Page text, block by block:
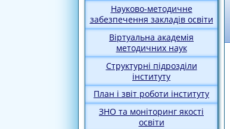
Науково-методичне
забезпечення закладів освіти
Віртуальна академія
методичних наук
Структурні підрозділи
інституту
План і звіт роботи інституту
ЗНО та моніторинг якості
освіти